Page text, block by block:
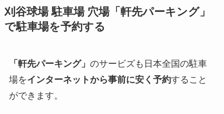
刈谷球場駐車場 穴場「軒先パーキング」
で駐車場を予約する
「軒先パーキング」 のサービズも日本全国の駐車
場をインターネットから事前に安く予約すること
ができます。